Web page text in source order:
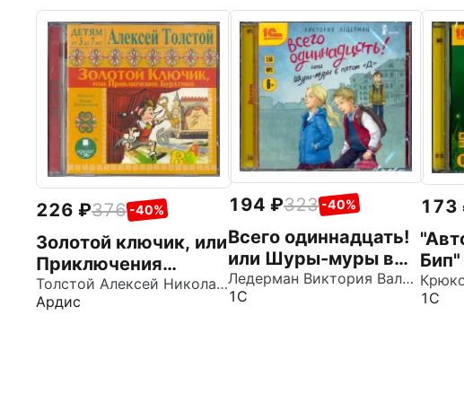
226 376 -40%
Золотой ключик, или
Приключения
Буратино (CDmp3) Толстой Алексей Николаевич
Ардис
194 323 -40%
Всего одиннадцать!
или Шуры-муры в
пятом Д (CDmp3)
Ледерман Виктория Валерьевна
1С
173
Бип"
1С